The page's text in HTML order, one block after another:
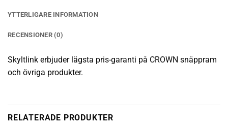
YTTERLIGARE INFORMATION
RECENSIONER (0)
Skyltlink erbjuder lägsta pris-garanti på CROWN snäppram
och övriga produkter.
RELATERADE PRODUKTER